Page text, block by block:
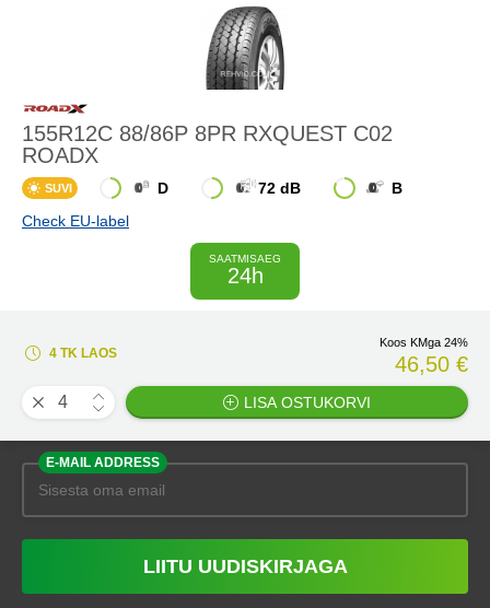
155R12C 88/86P 8PR RXQUEST C02
ROADX
SUVI D 72 dB
B
Check EU-label
SAATMISAEG
24h
4 TK LAOS
Koos KMga 24%
46,50 €
LISA OSTUKORVI
E-MAIL ADDRESS
LIITU UUDISKIRJAGA